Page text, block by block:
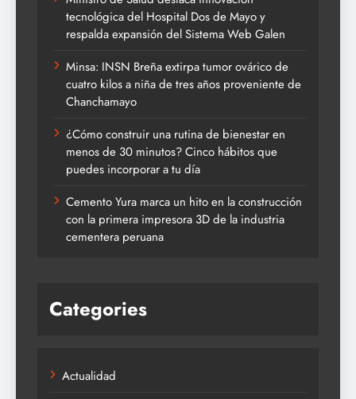
tecnológica del Hospital Dos de Mayo y
respalda expansión del Sistema Web Galen
Minsa: INSN Breña extirpa tumor ovárico de
cuatro kilos a niña de tres años proveniente de
Chanchamayo
¿Cómo construir una rutina de bienestar en
menos de 30 minutos? Cinco hábitos que
puedes incorporar a tu día
Cemento Yura marca un hito en la construcción
con la primera impresora 3D de la industria
cementera peruana
Categories
Actualidad